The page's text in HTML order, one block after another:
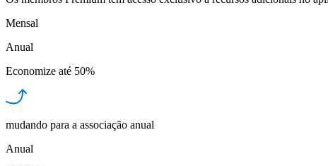
Mensal
Anual
Economize até 50%
mudando para a associação anual
Anual